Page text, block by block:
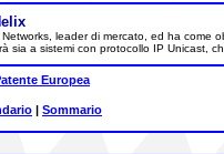
leader di mercato, ed ha
sia a sistemi con protocollo IP Unicast,
Europea
| Sommario